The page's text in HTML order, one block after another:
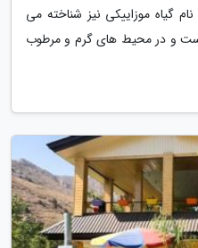
گیاه موزاییکی نیز شناخته می
و در محیط های گرم و مرطوب